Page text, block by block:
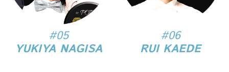
#05
YUKIYA NAGISA
#06
RUI KAEDE